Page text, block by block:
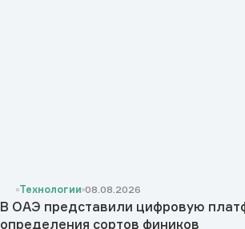
Технологии 08.08.2026
В ОАЭ представили цифровую
определения сортов фиников